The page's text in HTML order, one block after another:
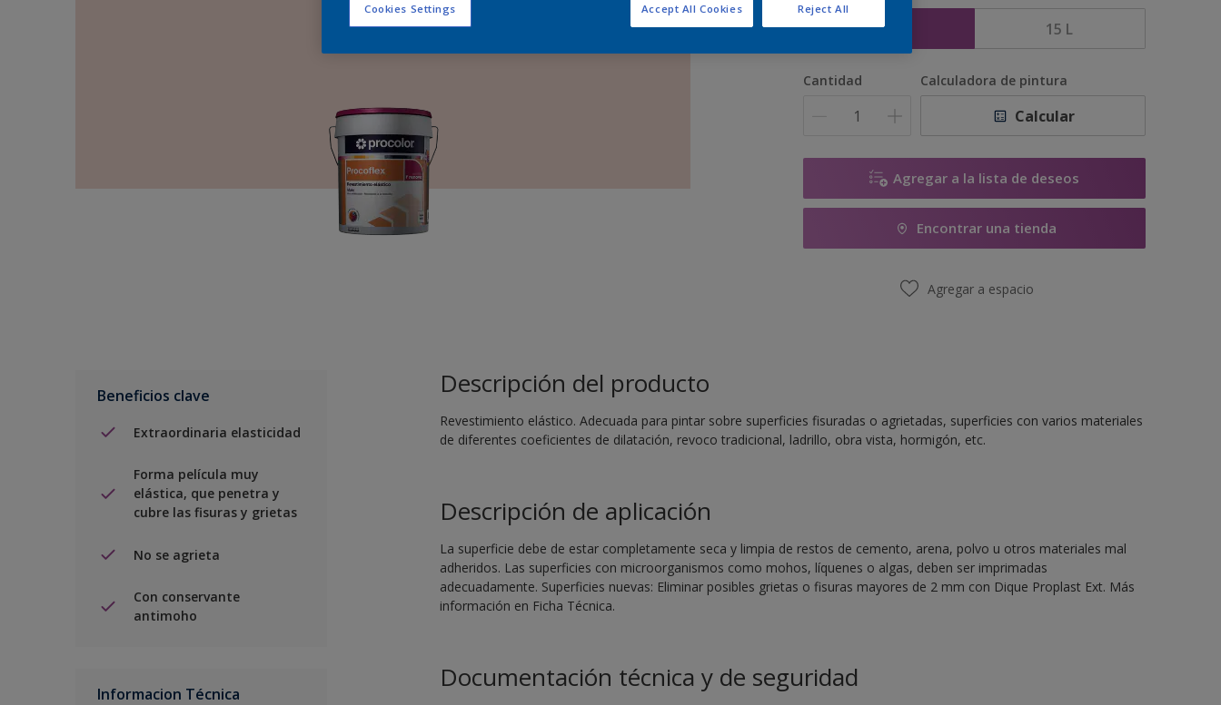
5 L 15 L
Cantidad Calculadora de pintura
Calcular
Agregar a la lista de deseos
Encontrar una tienda
Agregar a espacio
Beneficios clave
Extraordinaria elasticidad
Forma película muy
elástica, que penetra y
cubre las fisuras y grietas
No se agrieta
Con conservante
antimoho
Informacion Técnica
Descripción del producto
Revestimiento elástico. Adecuada para pintar sobre superficies fisuradas o agrietadas, superficies con varios materiales
de diferentes coeficientes de dilatación, revoco tradicional, ladrillo, obra vista, hormigón, etc.
Descripción de aplicación
La superficie debe de estar completamente seca y limpia de restos de cemento, arena, polvo u otros materiales mal
adheridos. Las superficies con microorganismos como mohos, líquenes o algas, deben ser imprimadas
adecuadamente. Superficies nuevas: Eliminar posibles grietas o fisuras mayores de 2 mm con Dique Proplast Ext. Más
información en Ficha Técnica.
Documentación técnica y de seguridad
Cookies Settings Reject All
Accept All Cookies